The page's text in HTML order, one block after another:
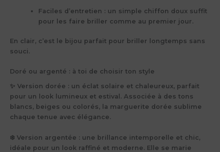
Faciles d’entretien : un simple chiffon doux suffit
pour les faire briller comme au premier jour.
En clair, c’est le bijou parfait pour briller longtemps sans
souci.
Doré ou argenté : à toi de choisir ton style
✨ Version dorée : un éclat solaire et chaleureux, parfait
pour un look lumineux et estival. Associée à des tons
blancs, beiges ou colorés, la marguerite dorée sublime
chaque tenue avec élégance.
❄️ Version argentée : une brillance intemporelle et chic,
idéale pour un look raffiné et moderne. Elle se marie